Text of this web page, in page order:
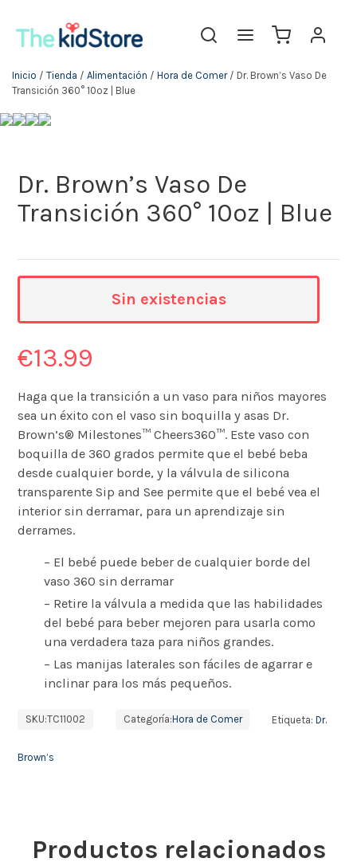
Inicio / Tienda / Alimentación / Hora de Comer/ Dr. Brown’s Vaso De
Transición 360° 10oz | Blue
Dr. Brown’s Vaso De
Transición 360° 10oz | Blue
€13.99
Haga que la transición a un vaso para niños mayores
sea un éxito con el vaso sin boquilla y asas Dr.
Brown’s® Milestones™ Cheers360™. Este vaso con
boquilla de 360 grados permite que el bebé beba
desde cualquier borde, y la válvula de silicona
transparente Sip and See permite que el bebé vea el
interior sin derramar, para un aprendizaje sin
derrames.
– El bebé puede beber de cualquier borde del
vaso 360 sin derramar
– Retire la válvula a medida que las habilidades
del bebé para beber mejoren para usarla como
una verdadera taza para niños grandes.
– Las manijas laterales son fáciles de agarrar e
inclinar para los más pequeños.
Sin existencias
SKU:TC11002 Categoría:Hora de Comer Etiqueta:Dr.
Brown’s
Productos relacionados